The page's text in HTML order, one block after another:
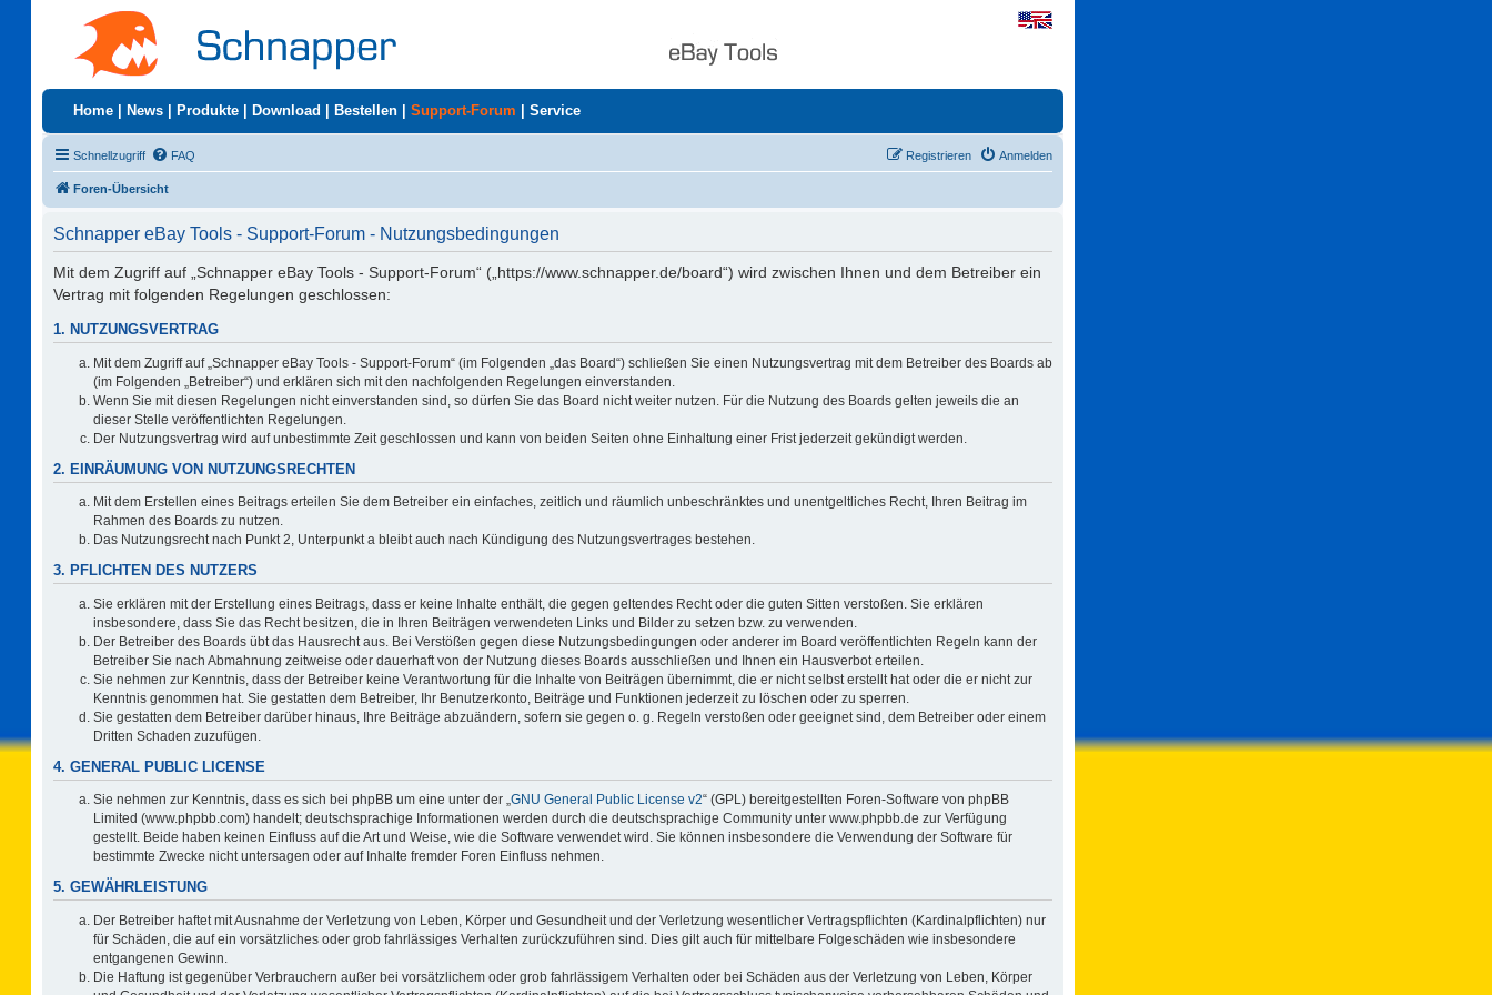
Home News Produkte Download Bestellen Support-Forum Service
Schnellzugriff FAQ Anmelden
Registrieren
Foren-Übersicht
Schnapper eBay Tools - Support-Forum - Nutzungsbedingungen
Mit dem Zugriff auf „Schnapper eBay Tools - Support-Forum“ („https://www.schnapper.de/board“) wird zwischen Ihnen und dem Betreiber ein
Vertrag mit folgenden Regelungen geschlossen:
1. NUTZUNGSVERTRAG
Mit dem Zugriff auf „Schnapper eBay Tools - Support-Forum“ (im Folgenden „das Board“) schließen Sie einen Nutzungsvertrag mit dem Betreiber des Boards ab
(im Folgenden „Betreiber“) und erklären sich mit den nachfolgenden Regelungen einverstanden.
Wenn Sie mit diesen Regelungen nicht einverstanden sind, so dürfen Sie das Board nicht weiter nutzen. Für die Nutzung des Boards gelten jeweils die an
dieser Stelle veröffentlichten Regelungen.
Der Nutzungsvertrag wird auf unbestimmte Zeit geschlossen und kann von beiden Seiten ohne Einhaltung einer Frist jederzeit gekündigt werden.
2. EINRÄUMUNG VON NUTZUNGSRECHTEN
Mit dem Erstellen eines Beitrags erteilen Sie dem Betreiber ein einfaches, zeitlich und räumlich unbeschränktes und unentgeltliches Recht, Ihren Beitrag im
Rahmen des Boards zu nutzen.
Das Nutzungsrecht nach Punkt 2, Unterpunkt a bleibt auch nach Kündigung des Nutzungsvertrages bestehen.
3. PFLICHTEN DES NUTZERS
Sie erklären mit der Erstellung eines Beitrags, dass er keine Inhalte enthält, die gegen geltendes Recht oder die guten Sitten verstoßen. Sie erklären
insbesondere, dass Sie das Recht besitzen, die in Ihren Beiträgen verwendeten Links und Bilder zu setzen bzw. zu verwenden.
Der Betreiber des Boards übt das Hausrecht aus. Bei Verstößen gegen diese Nutzungsbedingungen oder anderer im Board veröffentlichten Regeln kann der
Betreiber Sie nach Abmahnung zeitweise oder dauerhaft von der Nutzung dieses Boards ausschließen und Ihnen ein Hausverbot erteilen.
Sie nehmen zur Kenntnis, dass der Betreiber keine Verantwortung für die Inhalte von Beiträgen übernimmt, die er nicht selbst erstellt hat oder die er nicht zur
Kenntnis genommen hat. Sie gestatten dem Betreiber, Ihr Benutzerkonto, Beiträge und Funktionen jederzeit zu löschen oder zu sperren.
Sie gestatten dem Betreiber darüber hinaus, Ihre Beiträge abzuändern, sofern sie gegen o. g. Regeln verstoßen oder geeignet sind, dem Betreiber oder einem
Dritten Schaden zuzufügen.
4. GENERAL PUBLIC LICENSE
Sie nehmen zur Kenntnis, dass es sich bei phpBB um eine unter der „GNU General Public License v2“ (GPL) bereitgestellten Foren-Software von phpBB
Limited (www.phpbb.com) handelt; deutschsprachige Informationen werden durch die deutschsprachige Community unter www.phpbb.de zur Verfügung
gestellt. Beide haben keinen Einfluss auf die Art und Weise, wie die Software verwendet wird. Sie können insbesondere die Verwendung der Software für
bestimmte Zwecke nicht untersagen oder auf Inhalte fremder Foren Einfluss nehmen.
5. GEWÄHRLEISTUNG
Der Betreiber haftet mit Ausnahme der Verletzung von Leben, Körper und Gesundheit und der Verletzung wesentlicher Vertragspflichten (Kardinalpflichten) nur
für Schäden, die auf ein vorsätzliches oder grob fahrlässiges Verhalten zurückzuführen sind. Dies gilt auch für mittelbare Folgeschäden wie insbesondere
entgangenen Gewinn.
Die Haftung ist gegenüber Verbrauchern außer bei vorsätzlichem oder grob fahrlässigem Verhalten oder bei Schäden aus der Verletzung von Leben, Körper